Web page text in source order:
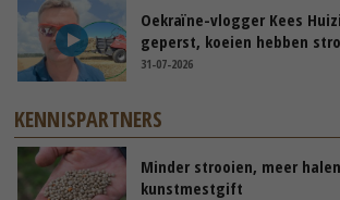
Oekraïne-vlogger Kees
geperst, koeien hebben
31-07-2026
KENNISPARTNERS
Minder strooien, meer
kunstmestgift